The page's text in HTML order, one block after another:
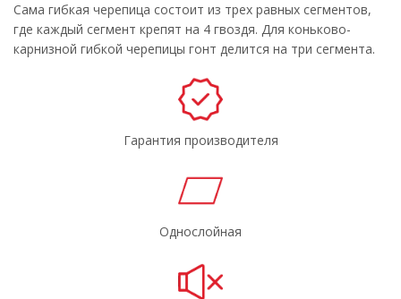
Сама гибкая черепица состоит из трех равных сегментов,
где каждый сегмент крепят на 4 гвоздя. Для коньково-
карнизной гибкой черепицы гонт делится на три сегмента.
Гарантия производителя
Однослойная